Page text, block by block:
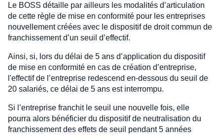
Le BOSS détaille par ailleurs les modalités d’articulation
de cette règle de mise en conformité pour les entreprises
nouvellement créées avec le dispositif de droit commun de
franchissement d’un seuil d’effectif.
Ainsi, si, lors du délai de 5 ans d’application du dispositif
de mise en conformité en cas de création d’entreprise,
l'effectif de l’entreprise redescend en-dessous du seuil de
20 salariés, ce délai de 5 ans est interrompu.
Si l’entreprise franchit le seuil une nouvelle fois, elle
pourra alors bénéficier du dispositif de neutralisation du
franchissement des effets de seuil pendant 5 années